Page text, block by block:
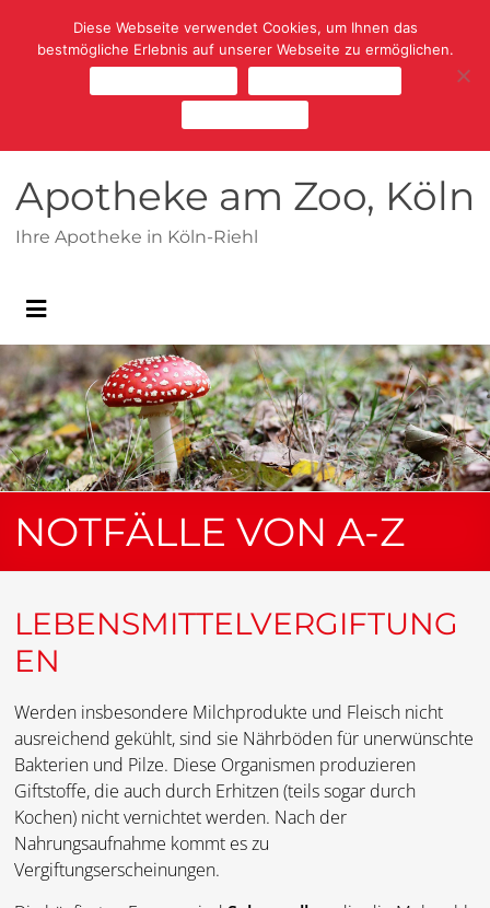
Apotheke am Zoo, Köln
Ihre Apotheke in Köln-Riehl
NOTFÄLLE VON A-Z
LEBENSMITTELVERGIFTUNG
EN
Werden insbesondere Milchprodukte und Fleisch nicht
ausreichend gekühlt, sind sie Nährböden für unerwünschte
Bakterien und Pilze. Diese Organismen produzieren
Giftstoffe, die auch durch Erhitzen (teils sogar durch
Kochen) nicht vernichtet werden. Nach der
Nahrungsaufnahme kommt es zu
Vergiftungserscheinungen.
Diese Webseite verwendet Cookies, um Ihnen das
bestmögliche Erlebnis auf unserer Webseite zu ermöglichen.